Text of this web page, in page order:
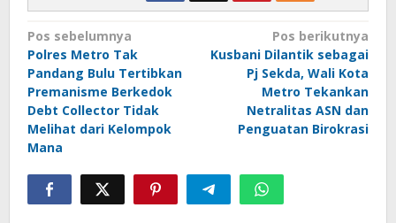
Navigasi
pos
Pos sebelumnya
Polres Metro Tak
Pandang Bulu Tertibkan
Premanisme Berkedok
Debt Collector Tidak
Melihat dari Kelompok
Mana
Pos berikutnya
Kusbani Dilantik sebagai
Pj Sekda, Wali Kota
Metro Tekankan
Netralitas ASN dan
Penguatan Birokrasi